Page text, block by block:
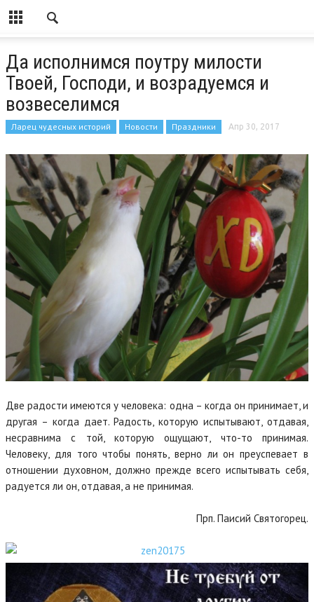
Да исполнимся поутру милости
Твоей, Господи, и возрадуемся и
возвеселимся
Ларец чудесных историй Новости Праздники Апр 30, 2017
Две радости имеются у человека: одна – когда он принимает, и
другая – когда дает. Радость, которую испытывают, отдавая,
несравнима с той, которую ощущают, что-то принимая.
Человеку, для того чтобы понять, верно ли он преуспевает в
отношении духовном, должно прежде всего испытывать себя,
радуется ли он, отдавая, а не принимая.
Прп. Паисий Святогорец.